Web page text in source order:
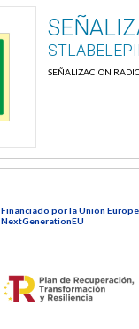
SEÑALIZACION
Financiado por la Unión
NextGenerationEU